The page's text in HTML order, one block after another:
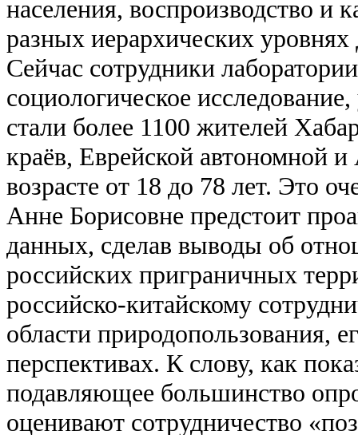
населения, воспроизводство и
разных иерархических
Сейчас сотрудники
социологическое
стали более 1100 жителей
краёв, Еврейской автономной
возрасте от 18 до 78 лет. Это
Анне Борисовне предстоит
данных, сделав выводы об
российских приграничных
российско-китайскому
области природопользования,
перспективах. К слову, как
подавляющее большинство
оценивают сотрудничество